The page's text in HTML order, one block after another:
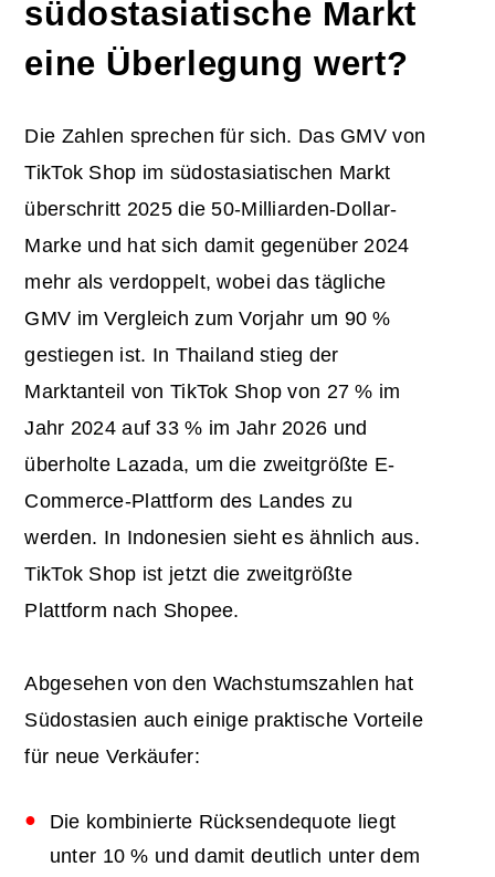
südostasiatische Markt
eine Überlegung wert?
Die Zahlen sprechen für sich. Das GMV von
TikTok Shop im südostasiatischen Markt
überschritt 2025 die 50-Milliarden-Dollar-
Marke und hat sich damit gegenüber 2024
mehr als verdoppelt, wobei das tägliche
GMV im Vergleich zum Vorjahr um 90 %
gestiegen ist. In Thailand stieg der
Marktanteil von TikTok Shop von 27 % im
Jahr 2024 auf 33 % im Jahr 2026 und
überholte Lazada, um die zweitgrößte E-
Commerce-Plattform des Landes zu
werden. In Indonesien sieht es ähnlich aus.
TikTok Shop ist jetzt die zweitgrößte
Plattform nach Shopee.
Abgesehen von den Wachstumszahlen hat
Südostasien auch einige praktische Vorteile
für neue Verkäufer:
Die kombinierte Rücksendequote liegt
unter 10 % und damit deutlich unter dem